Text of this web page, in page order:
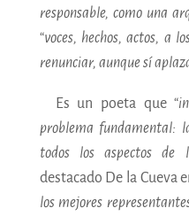
responsable, como una
“voces, hechos, actos, a
renunciar, aunque sí
Es un poeta que “
problema fundamental:
todos los aspectos de
destacado De la Cueva
los mejores